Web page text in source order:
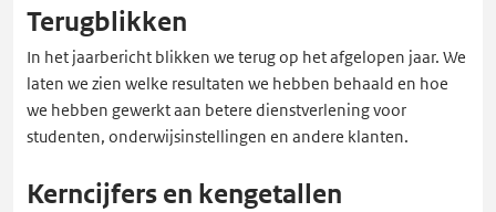
Terugblikken
In het jaarbericht blikken we terug op het afgelopen jaar. We
laten we zien welke resultaten we hebben behaald en hoe
we hebben gewerkt aan betere dienstverlening voor
studenten, onderwijsinstellingen en andere klanten.
Kerncijfers en kengetallen